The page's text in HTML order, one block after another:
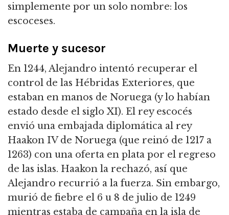
simplemente por un solo nombre: los
escoceses.
Muerte y sucesor
En 1244, Alejandro intentó recuperar el
control de las Hébridas Exteriores, que
estaban en manos de Noruega (y lo habían
estado desde el siglo XI). El rey escocés
envió una embajada diplomática al rey
Haakon IV de Noruega (que reinó de 1217 a
1263) con una oferta en plata por el regreso
de las islas. Haakon la rechazó, así que
Alejandro recurrió a la fuerza. Sin embargo,
murió de fiebre el 6 u 8 de julio de 1249
mientras estaba de campaña en la isla de